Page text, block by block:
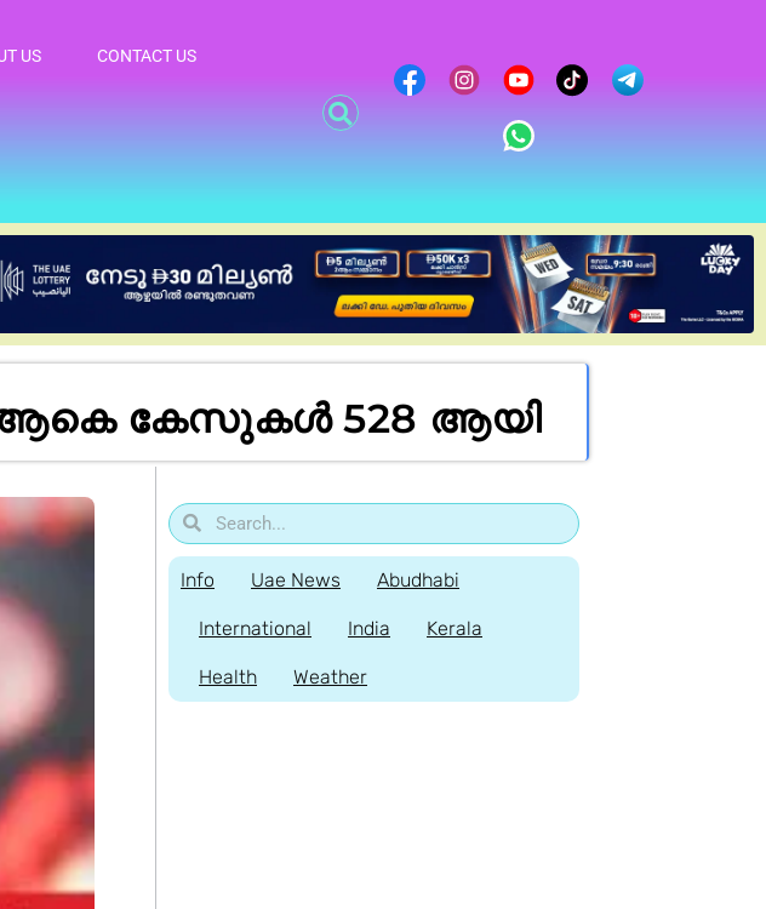
US CONTACT US
: ആകെ കേസുകൾ 528 ആയി
Info Uae News Abudhabi
International India Kerala
Health Weather